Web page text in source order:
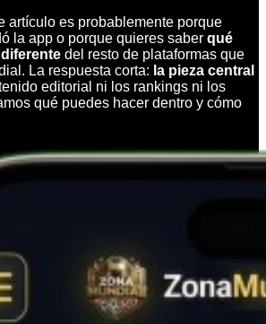
artículo es probablemente porque
la app o porque quieres saber qué
del resto de plataformas que
La respuesta corta: la pieza central
editorial ni los rankings ni los
qué puedes hacer dentro y cómo